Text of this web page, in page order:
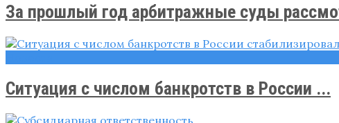
За прошлый год арбитражные суды
Ситуация с числом банкротств в России ...